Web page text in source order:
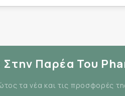
Στην Παρέα Του
τα νέα και τις προσφορές